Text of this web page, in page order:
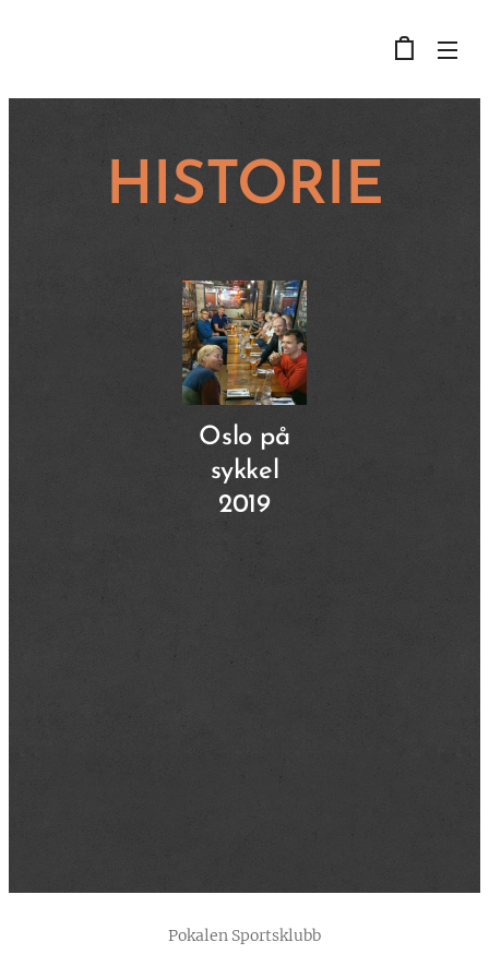
HISTORIE
Oslo på
sykkel
2019
Pokalen Sportsklubb